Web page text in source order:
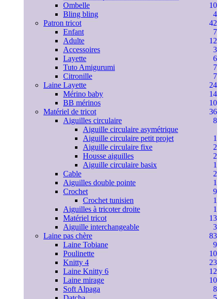
Ombelle
10
Bling bling
4
Patron tricot
42
Enfant
7
Adulte
12
Accessoires
3
Layette
6
Tuto Amigurumi
7
Citronille
7
Laine Layette
24
Mérino baby
14
BB mérinos
10
Matériel de tricot
36
Aiguilles circulaire
8
Aiguille circulaire asymétrique
Aiguille circulaire petit projet
1
Aiguille circulaire fixe
2
Housse aiguilles
2
Aiguille circulaire basix
1
Cable
2
Aiguilles double pointe
1
Crochet
9
Crochet tunisien
1
Aiguilles à tricoter droite
1
Matériel tricot
13
Aiguille interchangeable
3
Laine pas chère
83
Laine Tobiane
9
Poulinette
10
Knitty 4
23
Laine Knitty 6
12
Laine mirage
10
Soft Alpaga
8